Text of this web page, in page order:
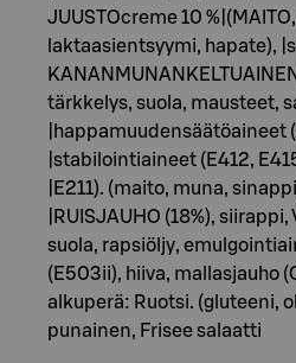
JUUSTOcreme 10
laktaasientsyymi, hapate),
tärkkelys, suola, mausteet,
|happamuudensäätöaineet
|stabilointiaineet (E412,
|E211). (maito, muna,
|RUISJAUHO (18%),
suola, rapsiöljy,
(E503ii), hiiva, mallasjauho
alkuperä: Ruotsi. (gluteeni,
punainen, Frisee salaatti